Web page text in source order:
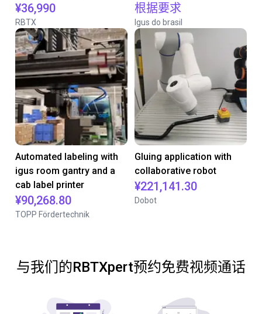
¥36,990
RBTX
根据要求
Igus do brasil
Automated labeling with
igus room gantry and a
cab label printer
¥90,268.80
TOPP Fördertechnik
Gluing application with
collaborative robot
¥221,141.30
Dobot
与我们的RBTXpert预约免费视频通话